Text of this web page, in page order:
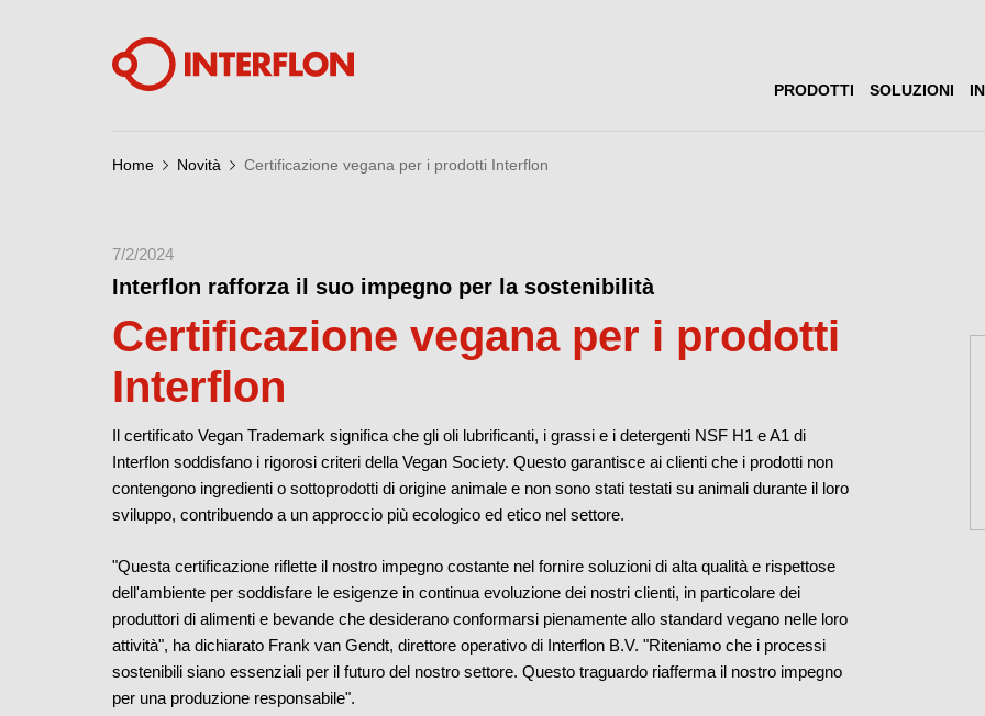
PRODOTTI SOLUZIONI
Home Novità Certificazione vegana per i prodotti Interflon
7/2/2024
Interflon rafforza il suo impegno per la sostenibilità
Certificazione vegana per i prodotti
Interflon
Il certificato Vegan Trademark significa che gli oli lubrificanti, i grassi e i detergenti NSF H1 e A1 di
Interflon soddisfano i rigorosi criteri della Vegan Society. Questo garantisce ai clienti che i prodotti non
contengono ingredienti o sottoprodotti di origine animale e non sono stati testati su animali durante il loro
sviluppo, contribuendo a un approccio più ecologico ed etico nel settore.
"Questa certificazione riflette il nostro impegno costante nel fornire soluzioni di alta qualità e rispettose
dell'ambiente per soddisfare le esigenze in continua evoluzione dei nostri clienti, in particolare dei
produttori di alimenti e bevande che desiderano conformarsi pienamente allo standard vegano nelle loro
attività", ha dichiarato Frank van Gendt, direttore operativo di Interflon B.V. "Riteniamo che i processi
sostenibili siano essenziali per il futuro del nostro settore. Questo traguardo riafferma il nostro impegno
per una produzione responsabile".